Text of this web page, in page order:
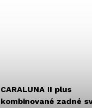
CARALUNA II plus
kombinované zadné